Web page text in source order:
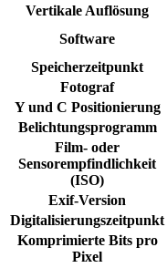
Vertikale Auflösung
Software
Speicherzeitpunkt
Fotograf
Y und C Positionierung
Belichtungsprogramm
Film- oder
Sensorempfindlichkeit
(ISO)
Exif-Version
Digitalisierungszeitpunkt
Komprimierte Bits pro
Pixel